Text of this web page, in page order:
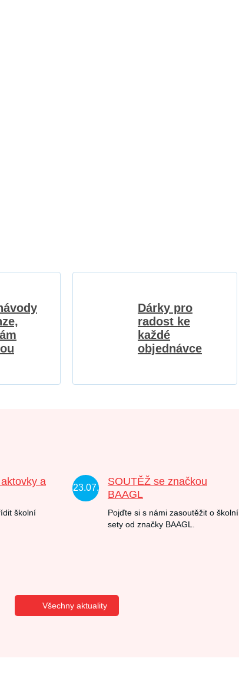
Dárky pro
radost ke
každé
objednávce
a
školní
23.07.
SOUTĚŽ se značkou
BAAGL
Pojďte si s námi zasoutěžit o školní
sety od značky BAAGL.
Všechny aktuality